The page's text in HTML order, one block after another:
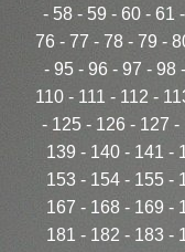
- 58- 59 - 60- 61 -
76 - 77 - 78 - 79 -
- 95 - 96 - 97 - 98 -
110 - 111 - 112 -
- 125- 126- 127 -
139 - 140 - 141 -
153 - 154 - 155 -
167 - 168 - 169 -
181 - 182 - 183 -